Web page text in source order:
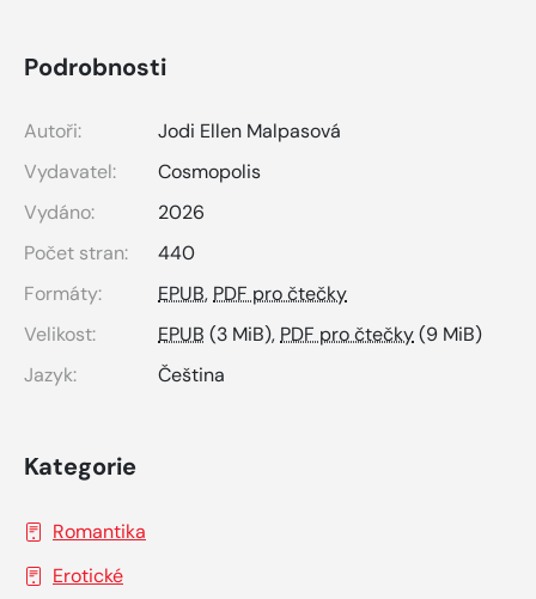
Podrobnosti
Autoři:
Jodi Ellen Malpasová
Vydavatel:
Cosmopolis
Vydáno:
2026
Počet stran:
440
Formáty:
EPUB, PDF pro čtečky
Velikost:
EPUB (3 MiB), PDF pro čtečky(9 MiB)
Jazyk:
Čeština
Kategorie
Romantika
Erotické